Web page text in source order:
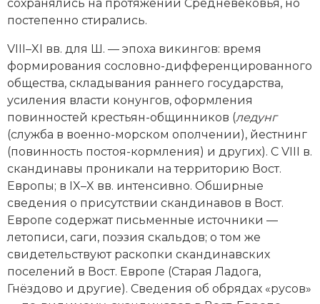
сохранялись на протяжении Средневековья, но
постепенно стирались.
VIII–XI вв. для Ш. — эпоха викингов: время
формирования сословно-дифференцированного
общества, складывания раннего государства,
усиления власти конунгов, оформления
повинностей крестьян-общинников (ледунг
(служба в военно-морском ополчении), йестнинг
(повинность постоя-кормления) и других). С VIII в.
скандинавы проникали на территорию Вост.
Европы; в IX–X вв. интенсивно. Обширные
сведения о присутствии скандинавов в Вост.
Европе содержат письменные источники —
летописи, саги, поэзия скальдов; о том же
свидетельствуют раскопки скандинавских
поселений в Вост. Европе (Старая Ладога,
Гнёздово и другие). Сведения об обрядах «русов»